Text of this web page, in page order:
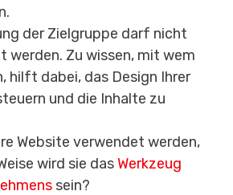
der Zielgruppe darf nicht
werden. Zu wissen, mit wem
hilft dabei, das Design Ihrer
und die Inhalte zu
Website verwendet werden,
wird sie dasWerkzeug
sein?